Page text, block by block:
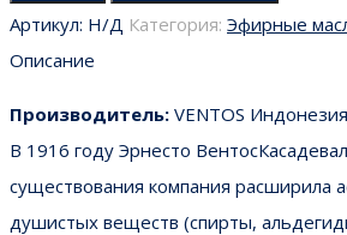
Артикул: Н/Д Категория: Эфирные
Описание
Производитель: VENTOS Индонезия
В 1916 году Эрнесто
существования компания расширила
душистых веществ (спирты,